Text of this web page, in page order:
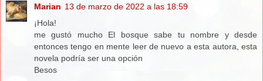
Marian 13 de marzo de 2022 a las 18:59
¡Hola!
me gustó mucho El bosque sabe tu nombre y desde
entonces tengo en mente leer de nuevo a esta autora, esta
novela podría ser una opción
Besos